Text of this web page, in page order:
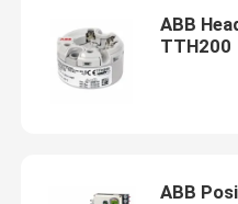
ABB
TTH200
ABB